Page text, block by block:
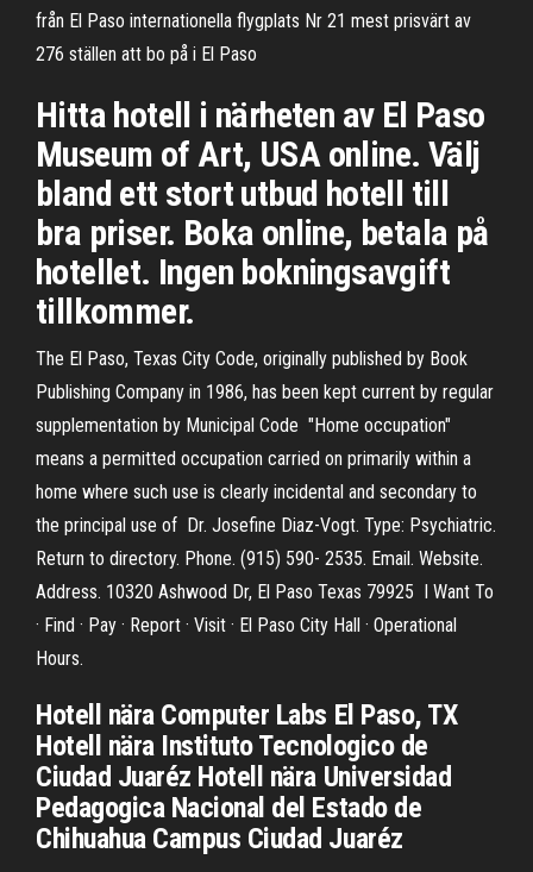
från El Paso internationella flygplats Nr 21 mest prisvärt av
276 ställen att bo på i El Paso
Hitta hotell i närheten av El Paso
Museum of Art, USA online. Välj
bland ett stort utbud hotell till
bra priser. Boka online, betala på
hotellet. Ingen bokningsavgift
tillkommer.
The El Paso, Texas City Code, originally published by Book
Publishing Company in 1986, has been kept current by regular
supplementation by Municipal Code "Home occupation"
means a permitted occupation carried on primarily within a
home where such use is clearly incidental and secondary to
the principal use of Dr. Josefine Diaz-Vogt. Type: Psychiatric.
Return to directory. Phone. (915) 590- 2535. Email. Website.
Address. 10320 Ashwood Dr, El Paso Texas 79925 I Want To
· Find · Pay · Report · Visit · El Paso City Hall · Operational
Hours.
Hotell nära Computer Labs El Paso, TX
Hotell nära Instituto Tecnologico de
Ciudad Juaréz Hotell nära Universidad
Pedagogica Nacional del Estado de
Chihuahua Campus Ciudad Juaréz